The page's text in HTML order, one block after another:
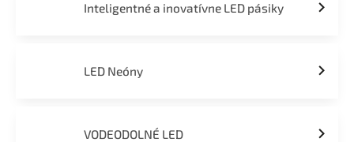
Inteligentné a inovatívne LED pásiky
LED Neóny
VODEODOLNÉ LED